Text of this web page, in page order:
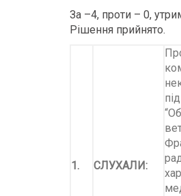
За –4, проти – 0,
Рішення прийнято.
1. СЛУХАЛИ: